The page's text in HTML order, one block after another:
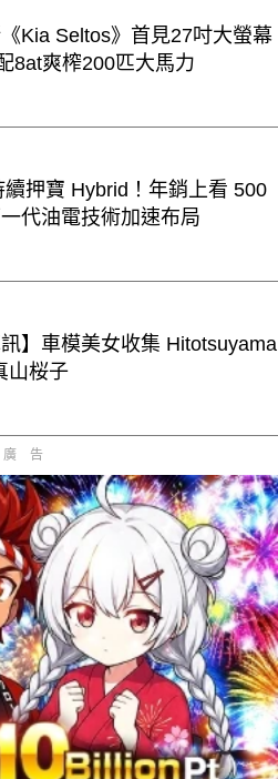
Kia Seltos》首見27吋大螢幕
8at爽榨200匹大馬力
續押寶 Hybrid！年銷上看 500
代油電技術加速布局
訊】車模美女收集 Hitotsuyama
山桜子
廣告